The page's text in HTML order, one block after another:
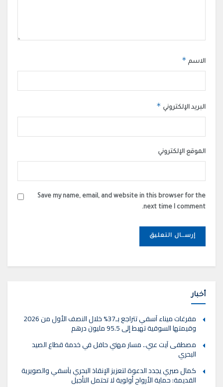
الاسم *
البريد الإلكتروني *
الموقع الإلكتروني
Save my name, email, and website in this browser for the
next time I comment.
أخبار
مفرغات ميناء آسفي تتراجع بـ37% خلال النصف الأول من 2026
وقيمتها السوقية تهبط إلى 95.5 مليون درهم
مصطفى آيت عبي.. مسار مهني حافل في خدمة قطاع الصيد
البحري
كمال صبري يجدد الدعوة لتعزيز الإنقاذ البحري بآسفي والصويرية
القديمة: حماية الأرواح أولوية لا تحتمل التأجيل